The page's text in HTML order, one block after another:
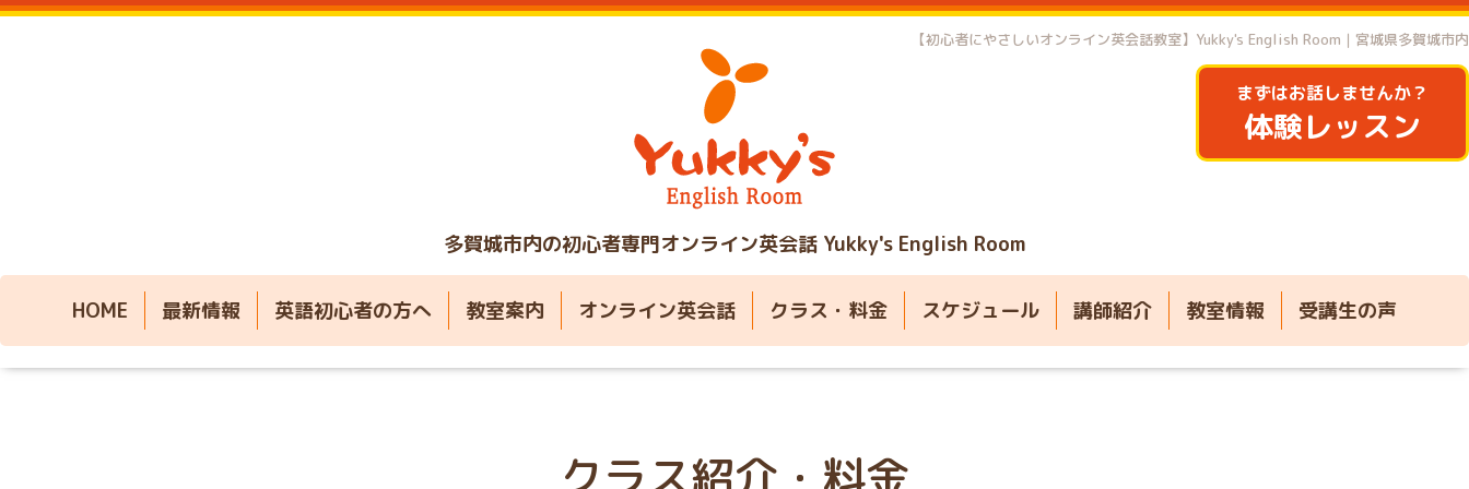
多賀城市内の初心者専門オンライン英会話 Yukky's English Room
【初心者にやさしいオンライン英会話教室】Yukky's English Room｜宮城県多賀城市内
まずはお話しませんか？
体験レッスン
HOME 最新情報 英語初心者の方へ 教室案内 オンライン英会話 クラス・料金 スケジュール 講師紹介 教室情報 受講生の声
クラス紹介・料金